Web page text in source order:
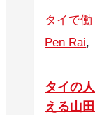
タイで
Pen Rai,
タイの
える山